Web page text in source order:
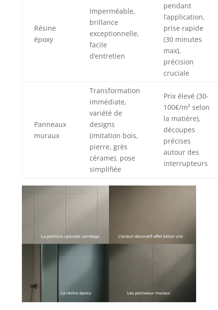
Résine
époxy
Imperméable,
brillance
exceptionnelle,
facile
d’entretien
pendant
l’application,
prise rapide
(30 minutes
max),
précision
cruciale
Panneaux
muraux
Transformation
immédiate,
variété de
designs
(imitation bois,
pierre, grès
cérame), pose
simplifiée
Prix élevé (30-
100€/m² selon
la matière),
découpes
précises
autour des
interrupteurs